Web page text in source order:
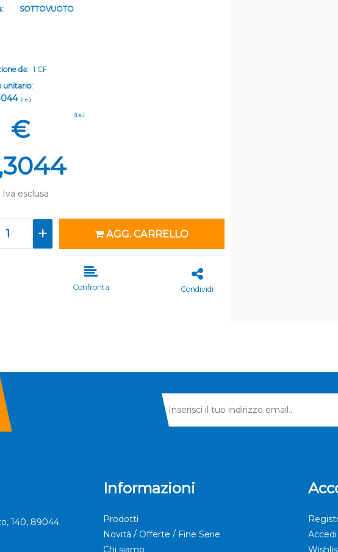
SOTTOVUOTO
da: 1 CF
unitario:
(i.e.)
€
(i.e.)
Iva esclusa
AGG. CARRELLO
Confronta Condividi
140, 89044
Informazioni
Prodotti
Novità / Offerte / Fine Serie
Chi siamo